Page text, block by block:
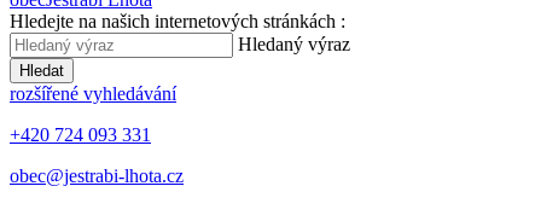
Hledejte na našich internetových stránkách :
Hledaný výraz
Hledat
rozšířené vyhledávání
+420 724 093 331
obec@jestrabi-lhota.cz